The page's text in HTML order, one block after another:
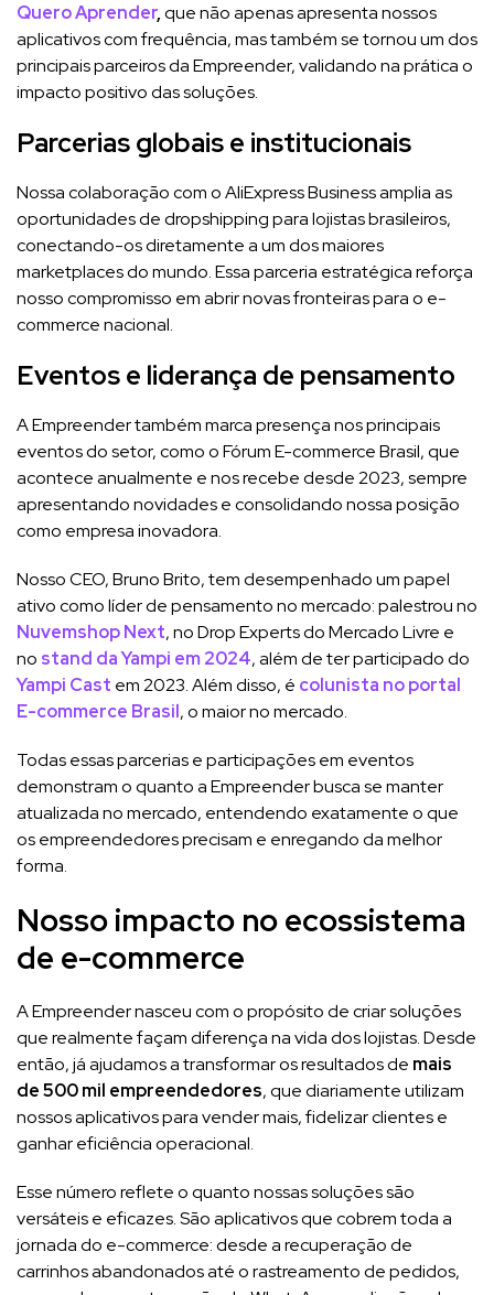
Quero Aprender,que não apenas apresenta nossos
aplicativos com frequência, mas também se tornou um dos
principais parceiros da Empreender, validando na prática o
impacto positivo das soluções.
Parcerias globais e institucionais
Nossa colaboração com o AliExpress Business amplia as
oportunidades de dropshipping para lojistas brasileiros,
conectando-os diretamente a um dos maiores
marketplaces do mundo. Essa parceria estratégica reforça
nosso compromisso em abrir novas fronteiras para o e-
commerce nacional.
Eventos e liderança de pensamento
A Empreender também marca presença nos principais
eventos do setor, como o Fórum E-commerce Brasil, que
acontece anualmente e nos recebe desde 2023, sempre
apresentando novidades e consolidando nossa posição
como empresa inovadora.
Nosso CEO, Bruno Brito, tem desempenhado um papel
ativo como líder de pensamento no mercado: palestrou no
Nuvemshop Next, no Drop Experts do Mercado Livre e
no stand da Yampi em 2024, além de ter participado do
Yampi Cast em 2023. Além disso, é colunista no portal
E-commerce Brasil, o maior no mercado.
Todas essas parcerias e participações em eventos
demonstram o quanto a Empreender busca se manter
atualizada no mercado, entendendo exatamente o que
os empreendedores precisam e enregando da melhor
forma.
Nosso impacto no ecossistema
de e-commerce
A Empreender nasceu com o propósito de criar soluções
que realmente façam diferença na vida dos lojistas. Desde
então, já ajudamos a transformar os resultados de mais
de 500 mil empreendedores, que diariamente utilizam
nossos aplicativos para vender mais, fidelizar clientes e
ganhar eficiência operacional.
Esse número reflete o quanto nossas soluções são
versáteis e eficazes. São aplicativos que cobrem toda a
jornada do e-commerce: desde a recuperação de
carrinhos abandonados até o rastreamento de pedidos,